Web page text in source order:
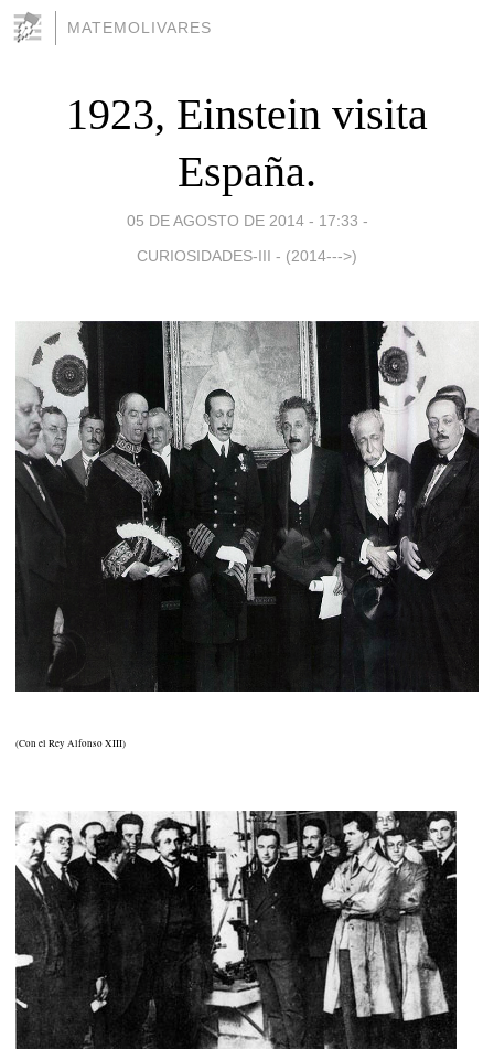
MATEMOLIVARES
1923, Einstein visita
España.
05 DE AGOSTO DE 2014 - 17:33 -
CURIOSIDADES-III - (2014--->)
(Con el Rey Alfonso XIII)